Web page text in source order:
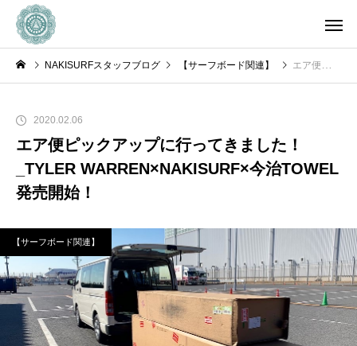
NAKISURFスタッフブログ 【サーフボード関連】 エア便ピックアップに行ってきました！_TYLER WARREN×NAKISURF×今治TOWEL発売開始！
2020.02.06
エア便ピックアップに行ってきました！
_TYLER WARREN×NAKISURF×今治TOWEL
発売開始！
【サーフボード関連】